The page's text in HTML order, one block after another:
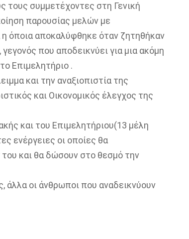
τους συμμετέχοντες στη Γενική
παρουσίας μελών με
όποια αποκαλύφθηκε όταν ζητηθήκαν
που αποδεικνύει για μια ακόμη
Επιμελητήριο .
και την αναξιοπιστία της
και Οικονομικός έλεγχος της
και του Επιμελητήριου(13 μέλη
ενέργειες οι οποίες θα
και θα δώσουν στο θεσμό την
άλλα οι άνθρωποι που αναδεικνύουν